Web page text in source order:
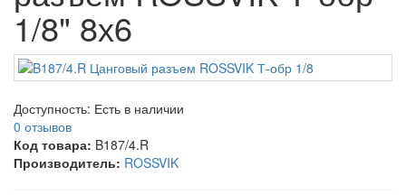
1/8" 8х6
Доступность: Есть в наличии
0 отзывов
Код товара: B187/4.R
Производитель: ROSSVIK